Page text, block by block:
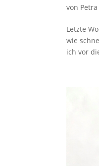
von
Letzte
wie
ich vor